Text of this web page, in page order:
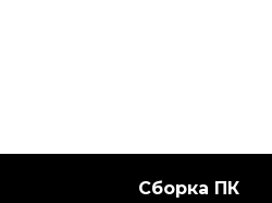
Сборка ПК